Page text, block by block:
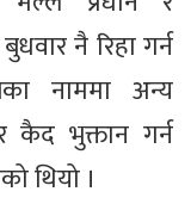
नै रिहा गर्न
नाममा अन्य
भुक्तान गर्न
थियो ।